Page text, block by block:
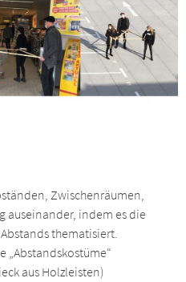
Zwischenräumen,
auseinander, indem es die
thematisiert.
„Abstandskostüme“
aus Holzleisten)